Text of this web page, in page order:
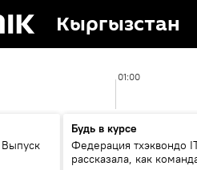
Кыргызстан
01:00
Будь в курсе
Федерация тхэквондо
рассказала, как